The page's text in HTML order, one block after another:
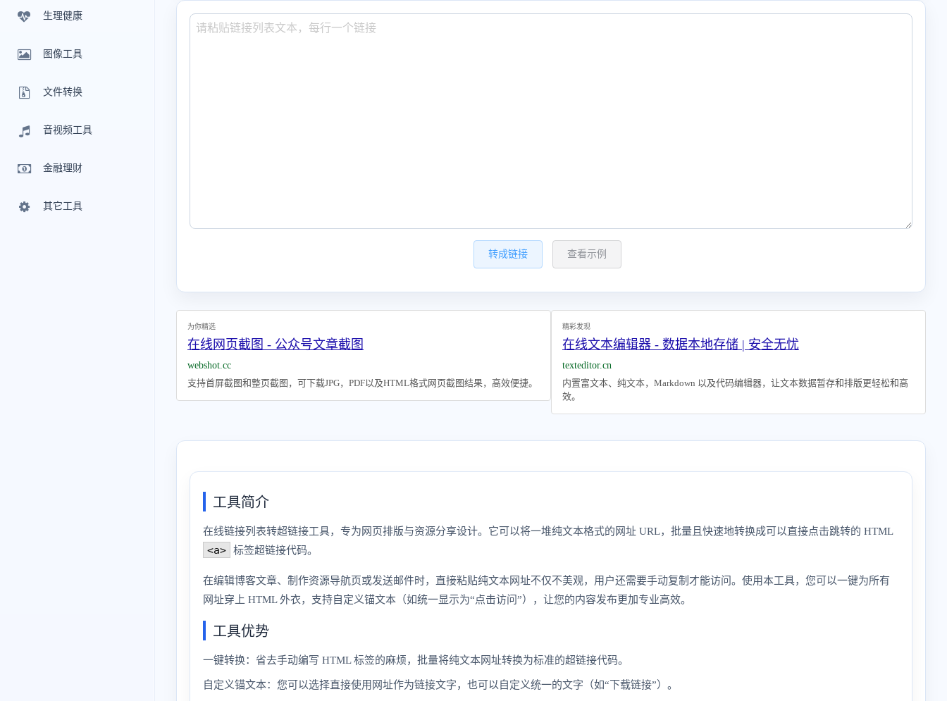
生理健康
图像工具
文件转换
音视频工具
金融理财
其它工具
转成链接 查看示例
为你精选
在线网页截图 - 公众号文章截图
webshot.cc
支持首屏截图和整页截图，可下载JPG，PDF以及HTML格式网页截图结果，高效便捷。
精彩发现
在线文本编辑器 - 数据本地存储 | 安全无忧
texteditor.cn
内置富文本、纯文本，Markdown 以及代码编辑器，让文本数据暂存和排版更轻松和高
效。
工具简介
在线链接列表转超链接工具，专为网页排版与资源分享设计。它可以将一堆纯文本格式的网址 URL，批量且快速地转换成可以直接点击跳转的 HTML
<a> 标签超链接代码。
在编辑博客文章、制作资源导航页或发送邮件时，直接粘贴纯文本网址不仅不美观，用户还需要手动复制才能访问。使用本工具，您可以一键为所有
网址穿上 HTML 外衣，支持自定义锚文本（如统一显示为“点击访问”），让您的内容发布更加专业高效。
工具优势
一键转换：省去手动编写 HTML 标签的麻烦，批量将纯文本网址转换为标准的超链接代码。
自定义锚文本：您可以选择直接使用网址作为链接文字，也可以自定义统一的文字（如“下载链接”）。